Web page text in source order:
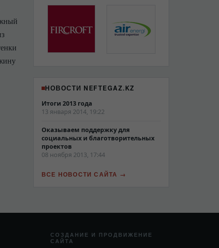
НОВОСТИ NEFTEGAZ.KZ
Итоги 2013 года
13 января 2014, 19:22
Оказываем поддержку для
социальных и благотворительных
проектов
08 ноября 2013, 17:44
ВСЕ НОВОСТИ САЙТА
СОЗДАНИЕ И ПРОДВИЖЕНИЕ
САЙТА